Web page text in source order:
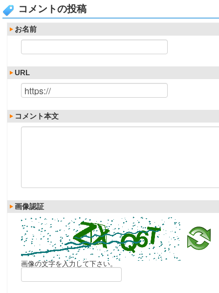
コメントの投稿
お名前
URL
コメント本文
画像認証
画像の文字を入力して下さい。